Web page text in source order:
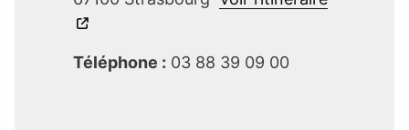
Téléphone : 03 88 39 09 00